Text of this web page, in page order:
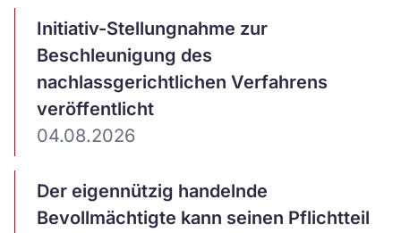
Initiativ-Stellungnahme zur
Beschleunigung des
nachlassgerichtlichen Verfahrens
veröffentlicht
04.08.2026
Der eigennützig handelnde
Bevollmächtigte kann seinen Pflichtteil